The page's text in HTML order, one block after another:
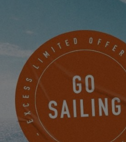
MACHEN SIE JETZT
EINEN
SEA VENTURES